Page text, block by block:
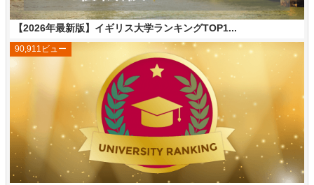
【2026年最新版】イギリス大学ランキングTOP1...
90,911ビュー